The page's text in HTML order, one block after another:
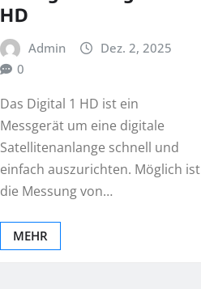
HD
Admin
Dez. 2, 2025
0
Das Digital 1 HD ist ein
Messgerät um eine digitale
Satellitenanlange schnell und
einfach auszurichten. Möglich ist
die Messung von…
MEHR